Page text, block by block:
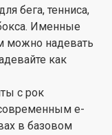
бега, тенниса,
Именные
можно надевать
как
с рок
современным e-
в базовом